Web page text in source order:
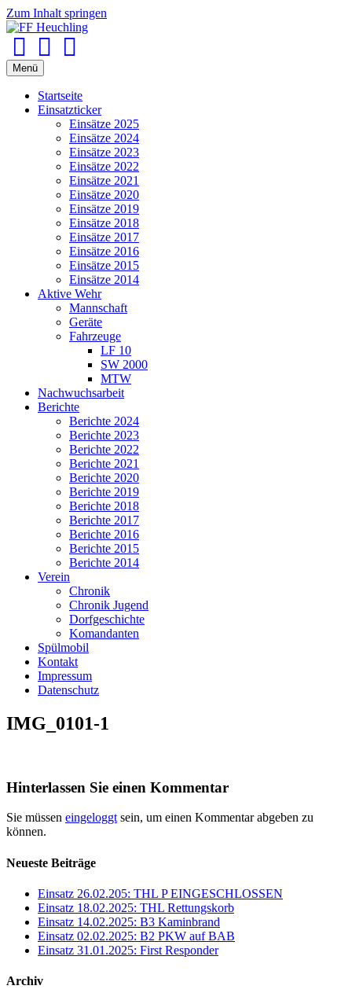
Zum Inhalt springen
Menü
Startseite
Einsatzticker
Einsätze 2025
Einsätze 2024
Einsätze 2023
Einsätze 2022
Einsätze 2021
Einsätze 2020
Einsätze 2019
Einsätze 2018
Einsätze 2017
Einsätze 2016
Einsätze 2015
Einsätze 2014
Aktive Wehr
Mannschaft
Geräte
Fahrzeuge
LF 10
SW 2000
MTW
Nachwuchsarbeit
Berichte
Berichte 2024
Berichte 2023
Berichte 2022
Berichte 2021
Berichte 2020
Berichte 2019
Berichte 2018
Berichte 2017
Berichte 2016
Berichte 2015
Berichte 2014
Verein
Chronik
Chronik Jugend
Dorfgeschichte
Komandanten
Spülmobil
Kontakt
Impressum
Datenschutz
IMG_0101-1
Hinterlassen Sie einen Kommentar
Sie müssen eingeloggt sein, um einen Kommentar abgeben zu
können.
Neueste Beiträge
Einsatz 26.02.205: THL P EINGESCHLOSSEN
Einsatz 18.02.2025: THL Rettungskorb
Einsatz 14.02.2025: B3 Kaminbrand
Einsatz 02.02.2025: B2 PKW auf BAB
Einsatz 31.01.2025: First Responder
Archiv